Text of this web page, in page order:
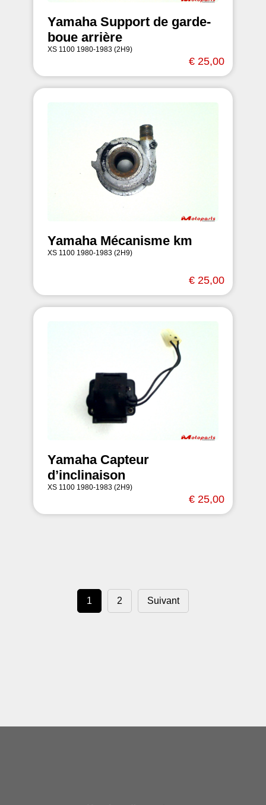
Yamaha Support de garde-
boue arrière
XS 1100 1980-1983 (2H9)
€ 25,00
Yamaha Mécanisme km
XS 1100 1980-1983 (2H9)
€ 25,00
Yamaha Capteur
d’inclinaison
XS 1100 1980-1983 (2H9)
€ 25,00
1 2 Suivant